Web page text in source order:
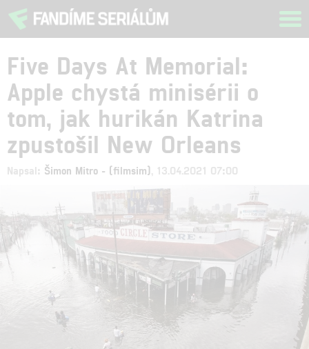
Five Days At Memorial:
Apple chystá minisérii o
tom, jak hurikán Katrina
zpustošil New Orleans
Napsal: Šimon Mitro - (filmsim) , 13.04.2021 07:00